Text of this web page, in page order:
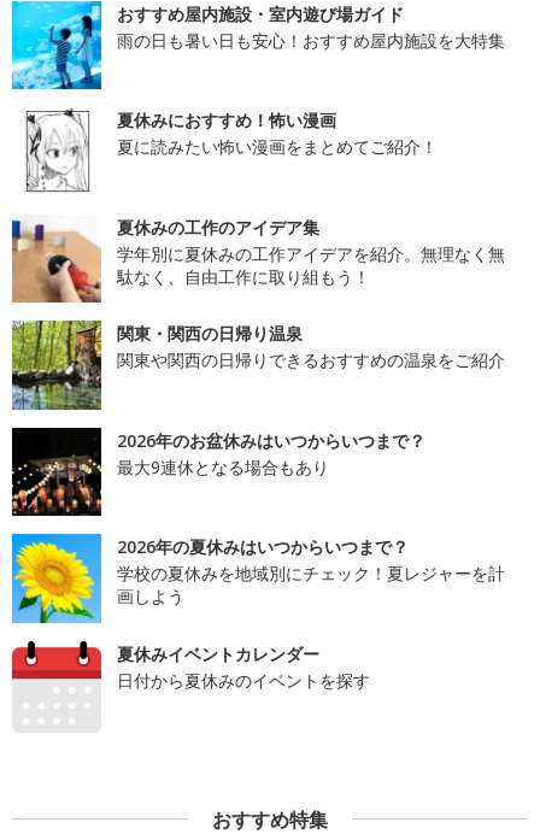
おすすめ屋内施設・室内遊び場ガイド
雨の日も暑い日も安心！おすすめ屋内施設を大特集
夏休みにおすすめ！怖い漫画
夏に読みたい怖い漫画をまとめてご紹介！
夏休みの工作のアイデア集
学年別に夏休みの工作アイデアを紹介。無理なく無
駄なく、自由工作に取り組もう！
関東・関西の日帰り温泉
関東や関西の日帰りできるおすすめの温泉をご紹介
2026年のお盆休みはいつからいつまで？
最大9連休となる場合もあり
2026年の夏休みはいつからいつまで？
学校の夏休みを地域別にチェック！夏レジャーを計
画しよう
夏休みイベントカレンダー
日付から夏休みのイベントを探す
おすすめ特集